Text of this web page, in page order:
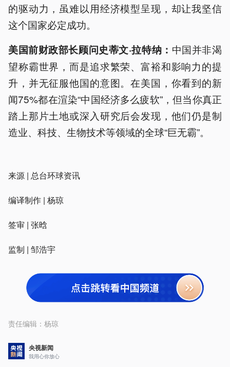
的驱动力，虽难以用经济模型呈现，却让我坚信
这个国家必定成功。
美国前财政部长顾问史蒂文·拉特纳： 中国并非渴
望称霸世界，而是追求繁荣、富裕和影响力的提
升，并无征服他国的意图。在美国，你看到的新
闻75%都在渲染“中国经济多么疲软”，但当你真正
踏上那片土地或深入研究后会发现，他们仍是制
造业、科技、生物技术等领域的全球“巨无霸”。
来源 | 总台环球资讯
编译制作 | 杨琼
签审 | 张晗
监制 | 邹浩宇
责任编辑： 杨琼
央视新闻
我用心你放心